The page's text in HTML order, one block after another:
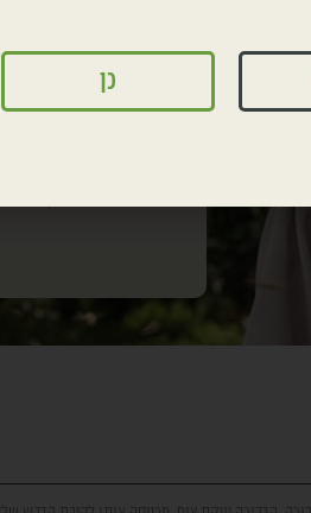
צביקה והדס
החקלאית כמי
תחילה,
במכוורת
החדש שיקימו.
כן